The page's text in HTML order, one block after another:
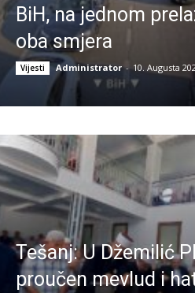
BiH, na jednom
oba smjera
Vijesti Administrator - 10. Augusta
Tešanj: U Džemilić
proučen mevlud i